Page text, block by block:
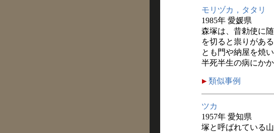
モリヅカ，タタリ
1985年 愛媛県
森塚は、昔勅使に
を切ると祟りがあ
とも門や納屋を焼
半死半生の病にかか
類似事例
ツカ
1957年 愛知県
塚と呼ばれている